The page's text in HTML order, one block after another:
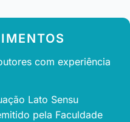
com experiência
Lato Sensu
pela Faculdade